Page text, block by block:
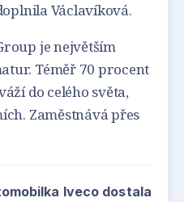
Václavíková.
je největším
Téměř 70 procent
do celého světa,
Zaměstnává přes
Iveco dostala